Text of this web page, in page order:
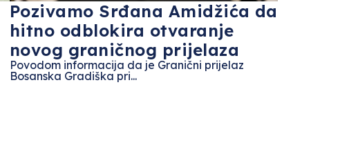
Pozivamo Srđana Amidžića da
hitno odblokira otvaranje
novog graničnog prijelaza
Povodom informacija da je Granični prijelaz
Bosanska Gradiška pri...